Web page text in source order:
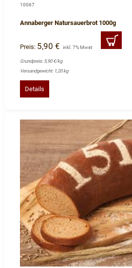
10067
Annaberger Natursauerbrot 1000g
Preis: 5,90 € inkl. 7% Mwst
Grundpreis: 5,90 €/kg
Versandgewicht: 1,20 kg
Details